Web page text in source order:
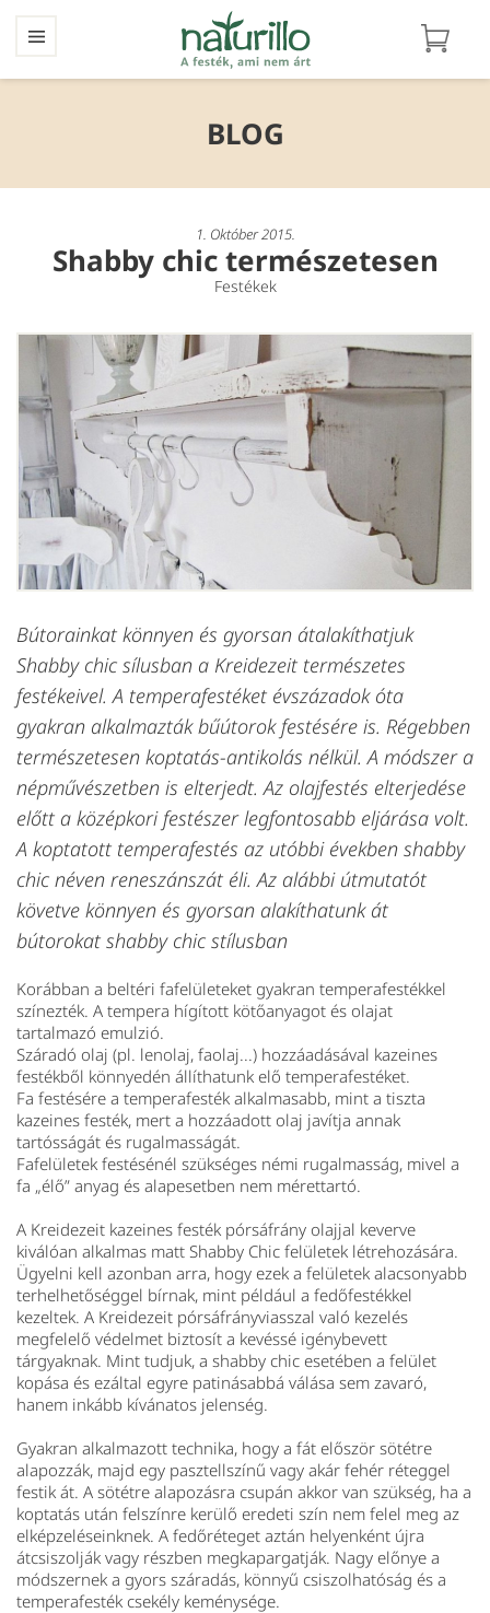
BLOG
1. Október 2015.
Shabby chic természetesen
Festékek
Bútorainkat könnyen és gyorsan átalakíthatjuk
Shabby chic sílusban a Kreidezeit természetes
festékeivel. A temperafestéket évszázadok óta
gyakran alkalmazták bűútorok festésére is. Régebben
természetesen koptatás-antikolás nélkül. A módszer a
népművészetben is elterjedt. Az olajfestés elterjedése
előtt a középkori festészer legfontosabb eljárása volt.
A koptatott temperafestés az utóbbi években shabby
chic néven reneszánszát éli. Az alábbi útmutatót
követve könnyen és gyorsan alakíthatunk át
bútorokat shabby chic stílusban
Korábban a beltéri fafelületeket gyakran temperafestékkel
színezték. A tempera hígított kötőanyagot és olajat
tartalmazó emulzió.
Száradó olaj (pl. lenolaj, faolaj...) hozzáadásával kazeines
festékből könnyedén állíthatunk elő temperafestéket.
Fa festésére a temperafesték alkalmasabb, mint a tiszta
kazeines festék, mert a hozzáadott olaj javítja annak
tartósságát és rugalmasságát.
Fafelületek festésénél szükséges némi rugalmasság, mivel a
fa „élő” anyag és alapesetben nem mérettartó.
A Kreidezeit kazeines festék pórsáfrány olajjal keverve
kiválóan alkalmas matt Shabby Chic felületek létrehozására.
Ügyelni kell azonban arra, hogy ezek a felületek alacsonyabb
terhelhetőséggel bírnak, mint például a fedőfestékkel
kezeltek. A Kreidezeit pórsáfrányviasszal való kezelés
megfelelő védelmet biztosít a kevéssé igénybevett
tárgyaknak. Mint tudjuk, a shabby chic esetében a felület
kopása és ezáltal egyre patinásabbá válása sem zavaró,
hanem inkább kívánatos jelenség.
Gyakran alkalmazott technika, hogy a fát először sötétre
alapozzák, majd egy pasztellszínű vagy akár fehér réteggel
festik át. A sötétre alapozásra csupán akkor van szükség, ha a
koptatás után felszínre kerülő eredeti szín nem felel meg az
elképzeléseinknek. A fedőréteget aztán helyenként újra
átcsiszolják vagy részben megkapargatják. Nagy előnye a
módszernek a gyors száradás, könnyű csiszolhatóság és a
temperafesték csekély keménysége.